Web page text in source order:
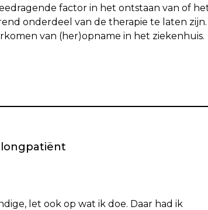
factor in het ontstaan van of
onderdeel van de therapie te laten
van (her)opname in het ziekenhuis.
longpatiënt
let ook op wat ik doe. Daar had ik